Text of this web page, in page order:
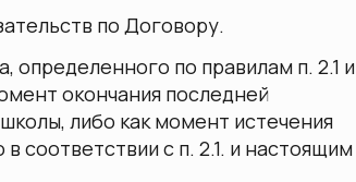
по Договору.
определенного по правилам п. 2.1 и
окончания последней
либо как момент истечения
соответствии с п. 2.1. и настоящим